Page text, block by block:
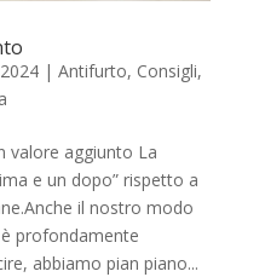
| Antifurto, Consigli,
valore aggiunto La
e un dopo” rispetto a
il nostro modo
profondamente
abbiamo pian piano...